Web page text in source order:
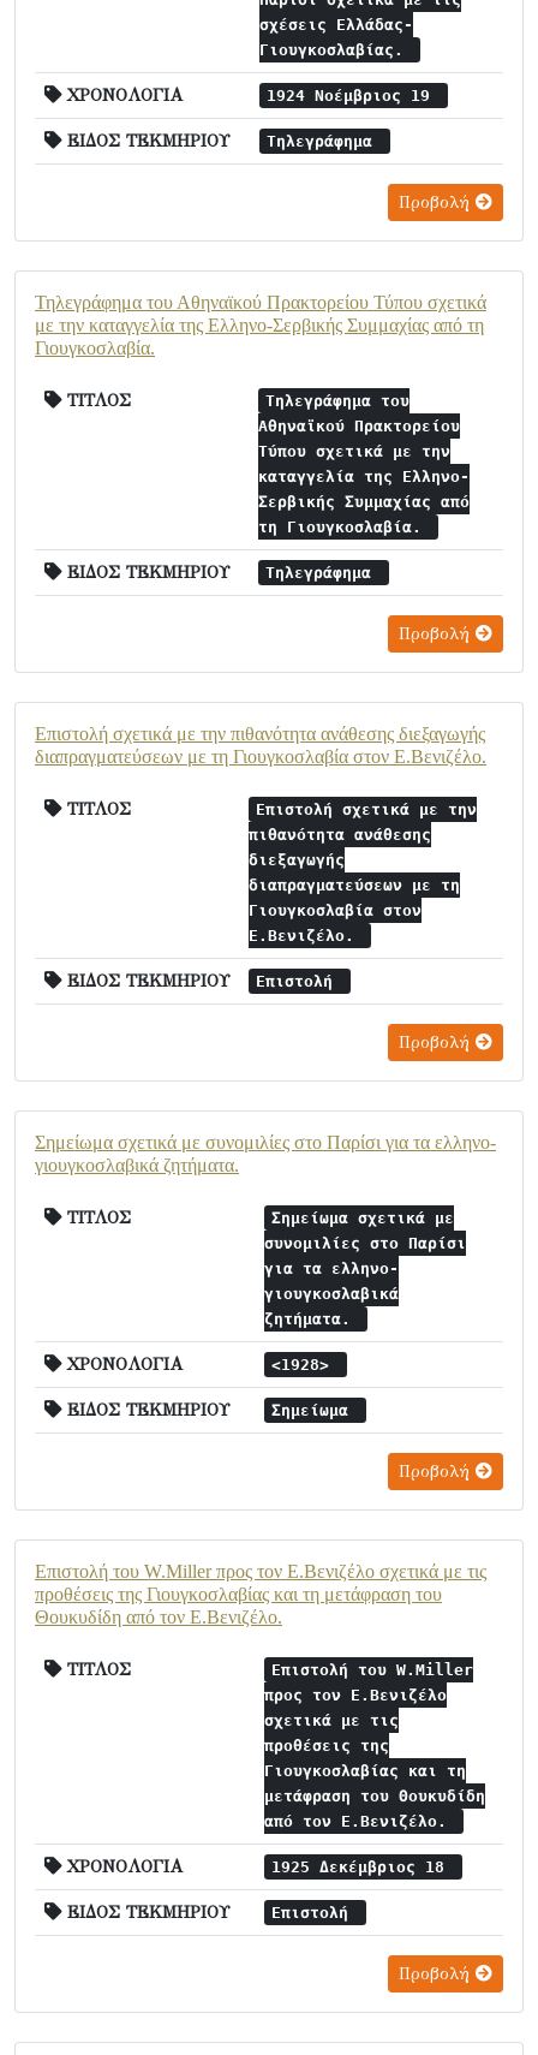
σχέσεις Ελλάδας-
Γιουγκοσλαβίας.
ΧΡΟΝΟΛΟΓΙΑ 1924 Νοέμβριος 19
ΕΙΔΟΣ ΤΕΚΜΗΡΙΟΥ Τηλεγράφημα
Προβολή
Τηλεγράφημα του Αθηναϊκού Πρακτορείου Τύπου σχετικά
με την καταγγελία της Ελληνο-Σερβικής Συμμαχίας από τη
Γιουγκοσλαβία.
ΤΙΤΛΟΣ
Τηλεγράφημα του
Αθηναϊκού Πρακτορείου
Τύπου σχετικά με την
καταγγελία της Ελληνο-
Σερβικής Συμμαχίας από
τη Γιουγκοσλαβία.
ΕΙΔΟΣ ΤΕΚΜΗΡΙΟΥ Τηλεγράφημα
Προβολή
Επιστολή σχετικά με την πιθανότητα ανάθεσης διεξαγωγής
διαπραγματεύσεων με τη Γιουγκοσλαβία στον Ε.Βενιζέλο.
ΤΙΤΛΟΣ
Επιστολή σχετικά με την
πιθανότητα ανάθεσης
διεξαγωγής
διαπραγματεύσεων με τη
Γιουγκοσλαβία στον
Ε.Βενιζέλο.
ΕΙΔΟΣ ΤΕΚΜΗΡΙΟΥ Επιστολή
Προβολή
Σημείωμα σχετικά με συνομιλίες στο Παρίσι για τα ελληνο-
γιουγκοσλαβικά ζητήματα.
ΤΙΤΛΟΣ
Σημείωμα σχετικά με
συνομιλίες στο Παρίσι
για τα ελληνο-
γιουγκοσλαβικά
ζητήματα.
ΧΡΟΝΟΛΟΓΙΑ <1928>
ΕΙΔΟΣ ΤΕΚΜΗΡΙΟΥ Σημείωμα
Προβολή
Επιστολή του W.Miller προς τον Ε.Βενιζέλο σχετικά με τις
προθέσεις της Γιουγκοσλαβίας και τη μετάφραση του
Θουκυδίδη από τον Ε.Βενιζέλο.
ΤΙΤΛΟΣ
Επιστολή του W.Miller
προς τον Ε.Βενιζέλο
σχετικά με τις
προθέσεις της
Γιουγκοσλαβίας και τη
μετάφραση του Θουκυδίδη
από τον Ε.Βενιζέλο.
ΧΡΟΝΟΛΟΓΙΑ 1925 Δεκέμβριος 18
ΕΙΔΟΣ ΤΕΚΜΗΡΙΟΥ Επιστολή
Προβολή